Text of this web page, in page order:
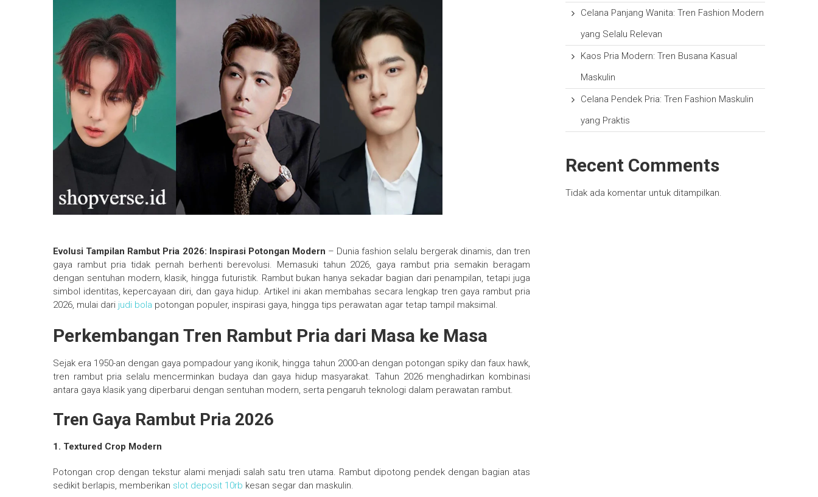
Evolusi Tampilan Rambut Pria 2026: Inspirasi Potongan Modern – Dunia fashion selalu bergerak dinamis, dan tren
gaya rambut pria tidak pernah berhenti berevolusi. Memasuki tahun 2026, gaya rambut pria semakin beragam
dengan sentuhan modern, klasik, hingga futuristik. Rambut bukan hanya sekadar bagian dari penampilan, tetapi juga
simbol identitas, kepercayaan diri, dan gaya hidup. Artikel ini akan membahas secara lengkap tren gaya rambut pria
2026, mulai dari judi bola potongan populer, inspirasi gaya, hingga tips perawatan agar tetap tampil maksimal.
Perkembangan Tren Rambut Pria dari Masa ke Masa
Sejak era 1950-an dengan gaya pompadour yang ikonik, hingga tahun 2000-an dengan potongan spiky dan faux hawk,
tren rambut pria selalu mencerminkan budaya dan gaya hidup masyarakat. Tahun 2026 menghadirkan kombinasi
antara gaya klasik yang diperbarui dengan sentuhan modern, serta pengaruh teknologi dalam perawatan rambut.
Tren Gaya Rambut Pria 2026
1. Textured Crop Modern
Potongan crop dengan tekstur alami menjadi salah satu tren utama. Rambut dipotong pendek dengan bagian atas
sedikit berlapis, memberikan slot deposit 10rb kesan segar dan maskulin.
Celana Panjang Wanita: Tren Fashion Modern
yang Selalu Relevan
Kaos Pria Modern: Tren Busana Kasual
Maskulin
Celana Pendek Pria: Tren Fashion Maskulin
yang Praktis
Recent Comments
Tidak ada komentar untuk ditampilkan.